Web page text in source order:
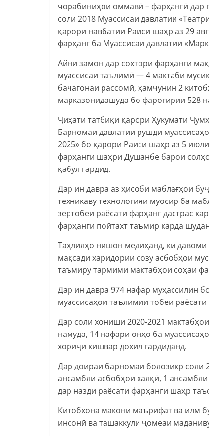
чорабиниҳои оммавӣ – фарҳангӣ дар
соли 2018 Муассисаи давлатии
қарори навбатии Раиси шаҳр аз 29
фарҳанг ба Муассисаи давлатии
Айни замон дар сохтори фарҳанги
муассисаи таълимӣ — 4 мактаби
бачагонаи рассомӣ, ҳамчунин 2
марказонидашуда бо фарогирии 528
Ҷиҳати татбиқи қарори Ҳукумати
Барномаи давлатии рушди
2025» бо қарори Раиси шаҳр аз 5
фарҳанги шаҳри Душанбе барои
қабул гардид.
Дар ин давра аз ҳисоби маблағҳои
техникаву технологияи муосир ба
зертобеи раёсати фарҳанг дастрас
фарҳанги пойтахт таъмир карда
Таҳлилҳо нишон медиҳанд, ки
мақсади харидории созу асбобҳои
таъмиру тармими мактабҳои соҳаи
Дар ин давра 974 нафар муҳассилин
муассисаҳои таълимии тобеи
Дар соли хониши 2020-2021
намуда, 14 нафари онҳо ба
хориҷи кишвар дохил гардиданд.
Дар доираи барномаи болозикр соли
ансамбли асбобҳои халқӣ, 1
дар назди раёсати фарҳанги шаҳр
Китобхона макони маърифат ва илм
инсонӣ ва ташаккули ҷомеаи